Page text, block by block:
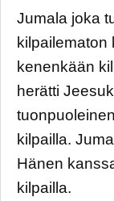
Jumala joka
kilpailematon
kenenkään
herätti
kilpailla.
Hänen
kilpailla.